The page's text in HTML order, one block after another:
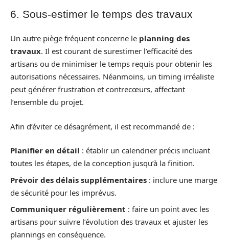
6. Sous-estimer le temps des travaux
Un autre piège fréquent concerne le planning des
travaux. Il est courant de surestimer l’efficacité des
artisans ou de minimiser le temps requis pour obtenir les
autorisations nécessaires. Néanmoins, un timing irréaliste
peut générer frustration et contrecœurs, affectant
l’ensemble du projet.
Afin d’éviter ce désagrément, il est recommandé de :
Planifier en détail : établir un calendrier précis incluant
toutes les étapes, de la conception jusqu’à la finition.
Prévoir des délais supplémentaires : inclure une marge
de sécurité pour les imprévus.
Communiquer régulièrement : faire un point avec les
artisans pour suivre l’évolution des travaux et ajuster les
plannings en conséquence.